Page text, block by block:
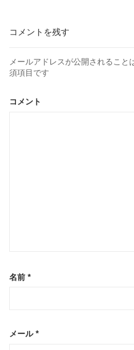
コメントを残す
メールアドレスが公開されること
須項目です
コメント
名前 *
メール *